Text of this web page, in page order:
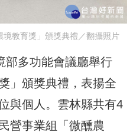
教育獎」頒獎典禮／翻攝照片
部多功能會議廳舉行
」頒獎典禮，表揚全
與個人。雲林縣共有4
營事業組「微醺農